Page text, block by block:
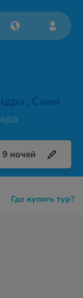
, Сани
9 ночей
Где купить тур?